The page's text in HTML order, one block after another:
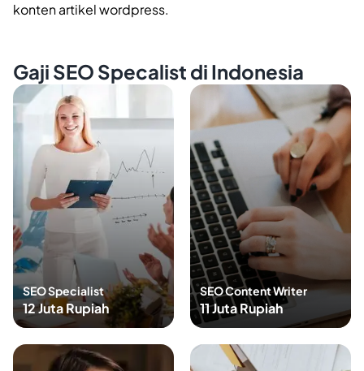
konten artikel wordpress.
Gaji SEO Specalist di Indonesia
SEO Specialist
12 Juta Rupiah
SEO Content Writer
11 Juta Rupiah